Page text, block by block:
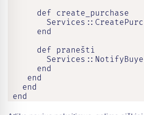
      def create_purchase
      end
      def pranešti
      end
    end
   end
end